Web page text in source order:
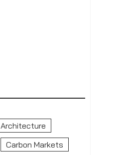
Architecture
Carbon Markets